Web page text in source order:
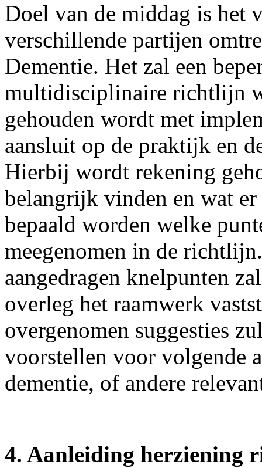
Doel van de middag is het
verschillende partijen
Dementie. Het zal een
multidisciplinaire richtlijn
gehouden wordt met
aansluit op de praktijk en
Hierbij wordt rekening
belangrijk vinden en wat
bepaald worden welke
meegenomen in de
aangedragen knelpunten
overleg het raamwerk
overgenomen suggesties
voorstellen voor volgende
dementie, of andere
4. Aanleiding herziening